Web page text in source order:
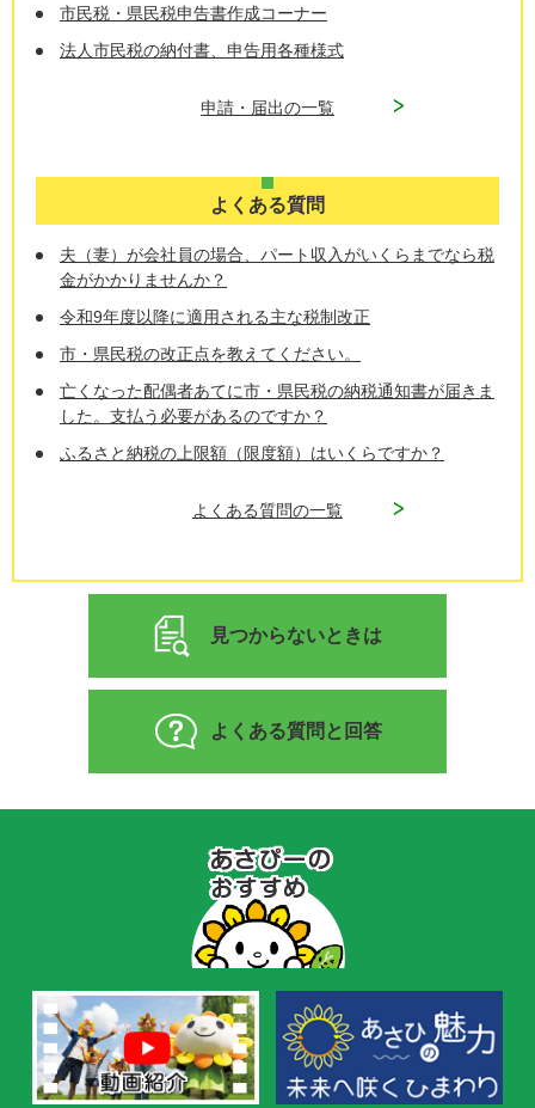
市民税・県民税申告書作成コーナー
法人市民税の納付書、申告用各種様式
申請・届出の一覧
よくある質問
夫（妻）が会社員の場合、パート収入がいくらまでなら税
金がかかりませんか？
令和9年度以降に適用される主な税制改正
市・県民税の改正点を教えてください。
亡くなった配偶者あてに市・県民税の納税通知書が届きま
した。支払う必要があるのですか？
ふるさと納税の上限額（限度額）はいくらですか？
よくある質問の一覧
見つからないときは
よくある質問と回答
の
お
す
め